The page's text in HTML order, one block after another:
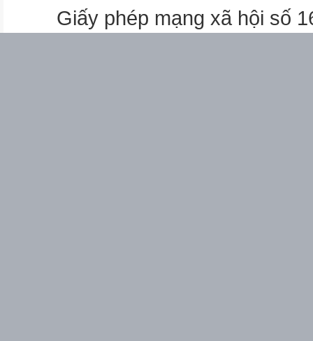
Giấy phép mạng xã hội số